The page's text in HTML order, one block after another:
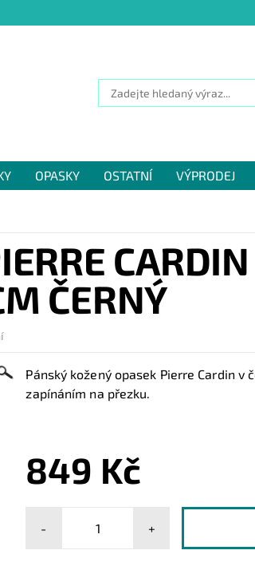
OPASKY OSTATNÍ VÝPRODEJ
ČERNÝ
Pánský kožený opasek Pierre Cardin v
zapínáním na přezku.
849 Kč
- +